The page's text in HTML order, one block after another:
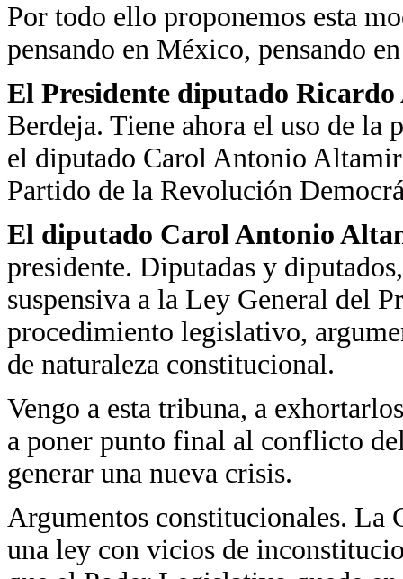
Por todo ello proponemos esta
pensando en México, pensando
El Presidente diputado
Berdeja. Tiene ahora el uso de la
el diputado Carol Antonio
Partido de la Revolución
El diputado Carol Antonio
presidente. Diputadas y
suspensiva a la Ley General del
procedimiento legislativo,
de naturaleza constitucional.
Vengo a esta tribuna, a
a poner punto final al conflicto
generar una nueva crisis.
Argumentos constitucionales. La
una ley con vicios de